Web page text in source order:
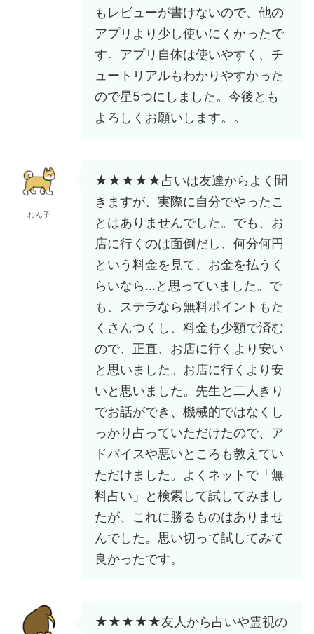
もレビューが書けないので、他の
アプリより少し使いにくかったで
す。アプリ自体は使いやすく、チ
ュートリアルもわかりやすかった
ので星5つにしました。今後とも
よろしくお願いします。。
わん子
★★★★★占いは友達からよく聞
きますが、実際に自分でやったこ
とはありませんでした。でも、お
店に行くのは面倒だし、何分何円
という料金を見て、お金を払うく
らいなら...と思っていました。で
も、ステラなら無料ポイントもた
くさんつくし、料金も少額で済む
ので、正直、お店に行くより安い
と思いました。お店に行くより安
いと思いました。先生と二人きり
でお話ができ、機械的ではなくし
っかり占っていただけたので、ア
ドバイスや悪いところも教えてい
ただけました。よくネットで「無
料占い」と検索して試してみまし
たが、これに勝るものはありませ
んでした。思い切って試してみて
良かったです。
★★★★★友人から占いや霊視の